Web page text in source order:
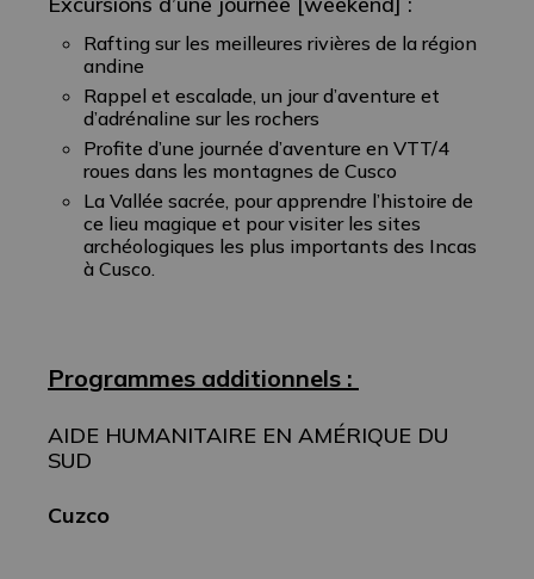
Rafting sur les meilleures rivières de la région
andine
Rappel et escalade, un jour d’aventure et
d’adrénaline sur les rochers
Profite d’une journée d’aventure en VTT/4
roues dans les montagnes de Cusco
La Vallée sacrée, pour apprendre l’histoire de
ce lieu magique et pour visiter les sites
archéologiques les plus importants des Incas
à Cusco.
Programmes additionnels :
AIDE HUMANITAIRE EN AMÉRIQUE DU
SUD
Cuzco